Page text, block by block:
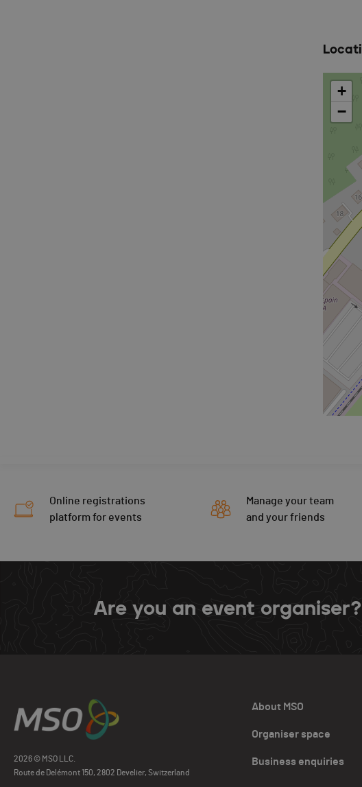
+
−
Online registrations
platform for events
Manage your team
and your friends
Are you an event organiser?
2026 © MSO LLC.
Route de Delémont 150, 2802 Develier, Switzerland
About MSO
Organiser space
Business enquiries